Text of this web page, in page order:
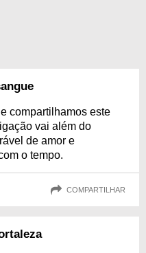
compartilhamos este
vai além do
de amor e
o tempo.
COMPARTILHAR